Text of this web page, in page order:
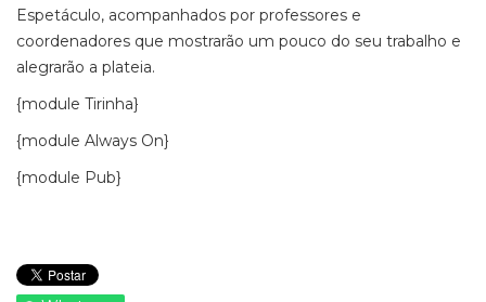
Espetáculo, acompanhados por professores e
coordenadores que mostrarão um pouco do seu trabalho e
alegrarão a plateia.
{module Tirinha}
{module Always On}
{module Pub}